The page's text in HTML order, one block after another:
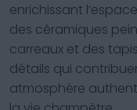
enrichissant
des céramiques
carreaux et des
détails qui
atmosphère